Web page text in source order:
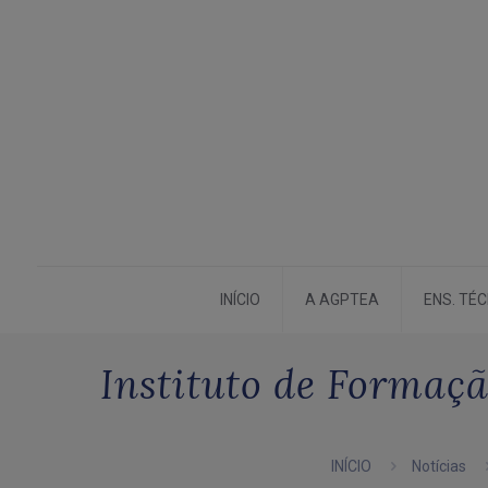
INÍCIO A AGPTEA ENS.
Instituto de
INÍCIO Notícias